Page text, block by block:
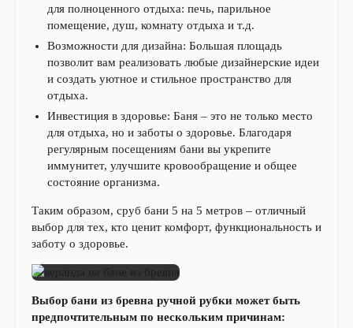
для полноценного отдыха: печь, парильное
помещение, душ, комнату отдыха и т.д.
Возможности для дизайна: Большая площадь
позволит вам реализовать любые дизайнерские идеи
и создать уютное и стильное пространство для
отдыха.
Инвестиция в здоровье: Баня – это не только место
для отдыха, но и заботы о здоровье. Благодаря
регулярным посещениям бани вы укрепите
иммунитет, улучшите кровообращение и общее
состояние организма.
Таким образом, сруб бани 5 на 5 метров – отличный
выбор для тех, кто ценит комфорт, функциональность и
заботу о здоровье.
Выбор бани из бревна ручной рубки может быть
предпочтительным по нескольким причинам: